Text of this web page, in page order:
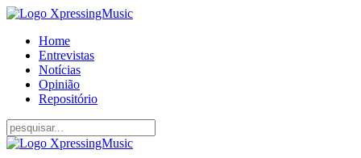
Home
Entrevistas
Notícias
Opinião
Repositório